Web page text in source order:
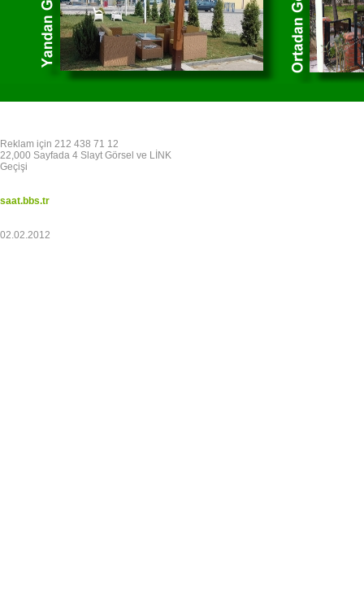
Reklam için 212 438 71 12
22,000 Sayfada 4 Slayt Görsel ve LİNK
Geçişi
saat.bbs.tr
02.02.2012